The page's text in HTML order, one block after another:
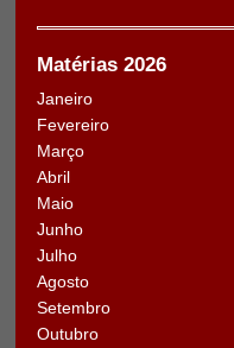
Matérias 2026
Janeiro
Fevereiro
Março
Abril
Maio
Junho
Julho
Agosto
Setembro
Outubro